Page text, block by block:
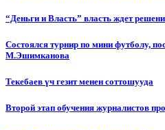
“Деньги и Власть” власть ждет
Состоялся турнир по мини футболу,
М.Эшимканова
Текебаев үч гезит менен соттошууда
Второй этап обучения журналистов